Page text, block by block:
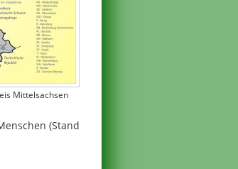
Mittelsachsen
(Stand